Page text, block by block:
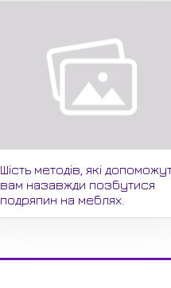
Шість методів, які
вам назавжди позбутися
подряпин на меблях.